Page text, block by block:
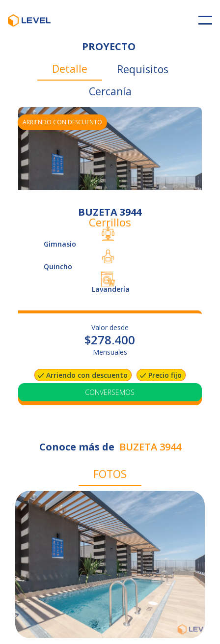
PROYECTO
Detalle
Requisitos
Cercanía
ARRIENDO CON DESCUENTO
BUZETA 3944
Cerrillos
Gimnasio
Quincho
Lavandería
Valor desde
$278.400
Mensuales
Arriendo con descuento
Precio fijo
Garantía en cuotas
Opción sin aval
VER UNIDADES
CONVERSEMOS
Conoce más de BUZETA 3944
FOTOS